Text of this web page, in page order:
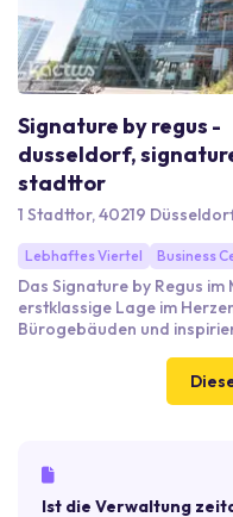
Signature by regus -
dusseldorf,
stadttor
1 Stadttor, 40219
Lebhaftes Viertel Business
Das Signature by Regus
erstklassige Lage im
Bürogebäuden und
Veranstaltungen und
Besprechungsräumen
öffentliche Verkehrsmittel
Parkplätzen machen es
Ist die Verwaltung